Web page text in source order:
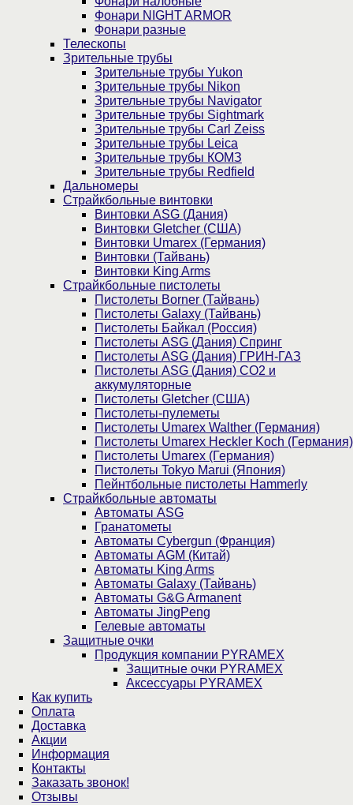
Фонари NIGHT ARMOR
Фонари разные
Телескопы
Зрительные трубы
Зрительные трубы Yukon
Зрительные трубы Nikon
Зрительные трубы Navigator
Зрительные трубы Sightmark
Зрительные трубы Carl Zeiss
Зрительные трубы Leica
Зрительные трубы КОМЗ
Зрительные трубы Redfield
Дальномеры
Страйкбольные винтовки
Винтовки ASG (Дания)
Винтовки Gletcher (США)
Винтовки Umarex (Германия)
Винтовки (Тайвань)
Винтовки King Arms
Страйкбольные пистолеты
Пистолеты Borner (Тайвань)
Пистолеты Galaxy (Тайвань)
Пистолеты Байкал (Россия)
Пистолеты ASG (Дания) Спринг
Пистолеты ASG (Дания) ГРИН-ГАЗ
Пистолеты ASG (Дания) CO2 и
аккумуляторные
Пистолеты Gletcher (США)
Пистолеты-пулеметы
Пистолеты Umarex Walther (Германия)
Пистолеты Umarex Heckler Koch (Германия)
Пистолеты Umarex (Германия)
Пистолеты Tokyo Marui (Япония)
Пейнтбольные пистолеты Hammerly
Страйкбольные автоматы
Автоматы ASG
Гранатометы
Автоматы Cybergun (Франция)
Автоматы AGM (Китай)
Автоматы King Arms
Автоматы Galaxy (Тайвань)
Автоматы G&G Armanent
Автоматы JingPeng
Гелевые автоматы
Защитные очки
Продукция компании PYRAMEX
Защитные очки PYRAMEX
Аксессуары PYRAMEX
Как купить
Оплата
Доставка
Акции
Информация
Контакты
Заказать звонок!
Отзывы